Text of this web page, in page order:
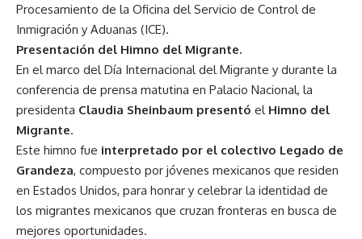
Procesamiento de la Oficina del Servicio de Control de
Inmigración y Aduanas (ICE).
Presentación del Himno del Migrante.
En el marco del Día Internacional del Migrante y durante la
conferencia de prensa matutina en Palacio Nacional, la
presidenta Claudia Sheinbaum presentó el Himno del
Migrante.
Este himno fue interpretado por el colectivo Legado de
Grandeza, compuesto por jóvenes mexicanos que residen
en Estados Unidos, para honrar y celebrar la identidad de
los migrantes mexicanos que cruzan fronteras en busca de
mejores oportunidades.